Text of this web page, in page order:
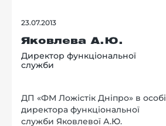
23.07.2013
Яковлева А.Ю.
Директор функціональної
служби
ДП «ФМ Ложістік Дніпро» в особі
директора функціональної
служби Яковлевої А.Ю.